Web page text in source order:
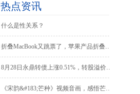
热点资讯
什么是性关系？
折叠MacBook又跳票了，苹果产品折叠为何就这样难？
8月28日永鼎转债上涨0.51%，转股溢价率17.7%
《宋韵&#183;芒种》视频音画，感悟芒种时令宋韵之美！（天龙音画）